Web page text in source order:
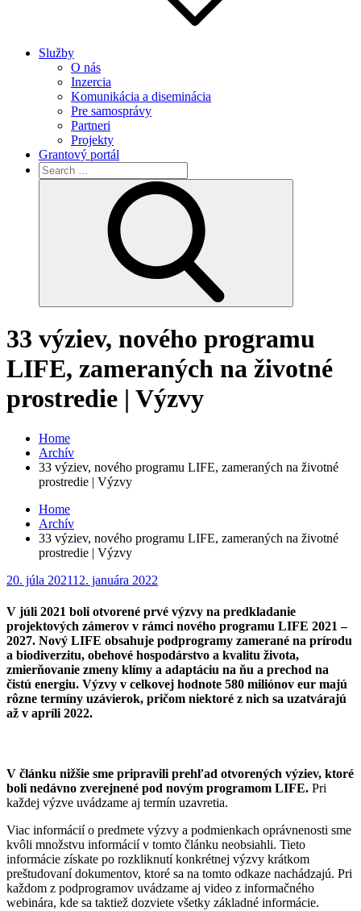
Služby
O nás
Inzercia
Komunikácia a diseminácia
Pre samosprávy
Partneri
Projekty
Grantový portál
Search
for:
33 výziev, nového programu
LIFE, zameraných na životné
prostredie | Výzvy
Home
Archív
33 výziev, nového programu LIFE, zameraných na životné
prostredie | Výzvy
Home
Archív
33 výziev, nového programu LIFE, zameraných na životné
prostredie | Výzvy
Posted
20. júla 202112. januára 2022
V júli 2021 boli otvorené prvé výzvy na predkladanie
projektových zámerov v rámci nového programu LIFE 2021 –
2027. Nový LIFE obsahuje podprogramy zamerané na prírodu
a biodiverzitu, obehové hospodárstvo a kvalitu života,
zmierňovanie zmeny klímy a adaptáciu na ňu a prechod na
čistú energiu. Výzvy v celkovej hodnote 580 miliónov eur majú
rôzne termíny uzávierok, pričom niektoré z nich sa uzatvárajú
až v apríli 2022.
V článku nižšie sme pripravili prehľad otvorených výziev, ktoré
boli nedávno zverejnené pod novým programom LIFE. Pri
každej výzve uvádzame aj termín uzavretia.
Viac informácií o predmete výzvy a podmienkach oprávnenosti sme
kvôli množstvu informácií v tomto článku neobsiahli. Tieto
informácie získate po rozkliknutí konkrétnej výzvy krátkom
preštudovaní dokumentov, ktoré sa na tomto odkaze nachádzajú. Pri
každom z podprogramov uvádzame aj video z informačného
webinára, kde sa taktiež dozviete všetky základné informácie.